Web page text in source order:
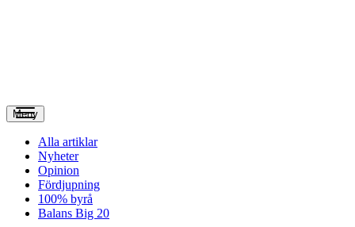
Meny
Alla artiklar
Nyheter
Opinion
Fördjupning
100% byrå
Balans Big 20